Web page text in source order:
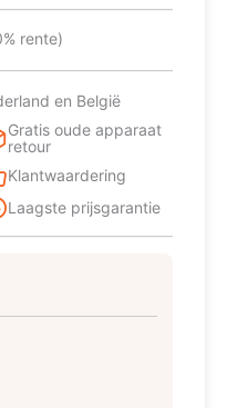
rente)
en België
Gratis oude apparaat
retour
Klantwaardering
Laagste prijsgarantie